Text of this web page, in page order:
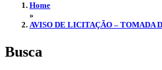
Home
»
AVISO DE LICITAÇÃO – TOMADA
Busca